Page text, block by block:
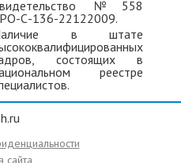
№558
С-136-22122009.
в штате
состоящих в
реестре
сайта